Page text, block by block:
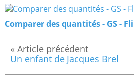
Comparer des quantités - GS -
Un enfant de Jacques Brel